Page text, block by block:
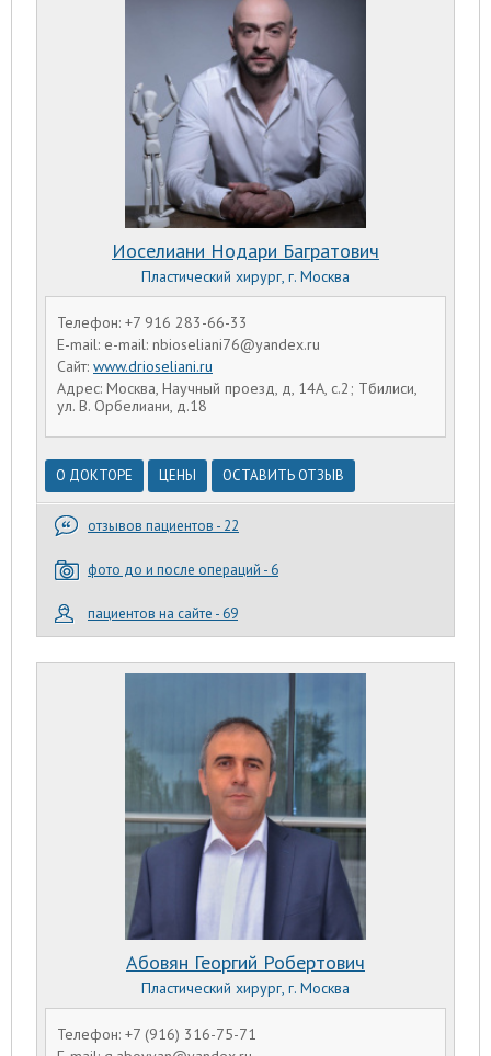
Телефон: +7 916 283-66-33
E-mail: e-mail: nbioseliani76@yandex.ru
Сайт: www.drioseliani.ru
Адрес: Москва, Научный проезд, д, 14А, с.2; Тбилиси,
ул. В. Орбелиани, д.18
Иоселиани Нодари Багратович
Пластический хирург, г. Москва
О ДОКТОРЕ ЦЕНЫ ОСТАВИТЬ ОТЗЫВ
отзывов пациентов - 22
фото до и после операций - 6
пациентов на сайте - 69
Телефон: +7 (916) 316-75-71
Абовян Георгий Робертович
Пластический хирург, г. Москва